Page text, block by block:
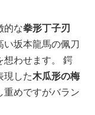
的な拳形丁子刃
い坂本龍馬の佩刀
想わせます。 鍔
現した木瓜形の梅
重めですがバラン